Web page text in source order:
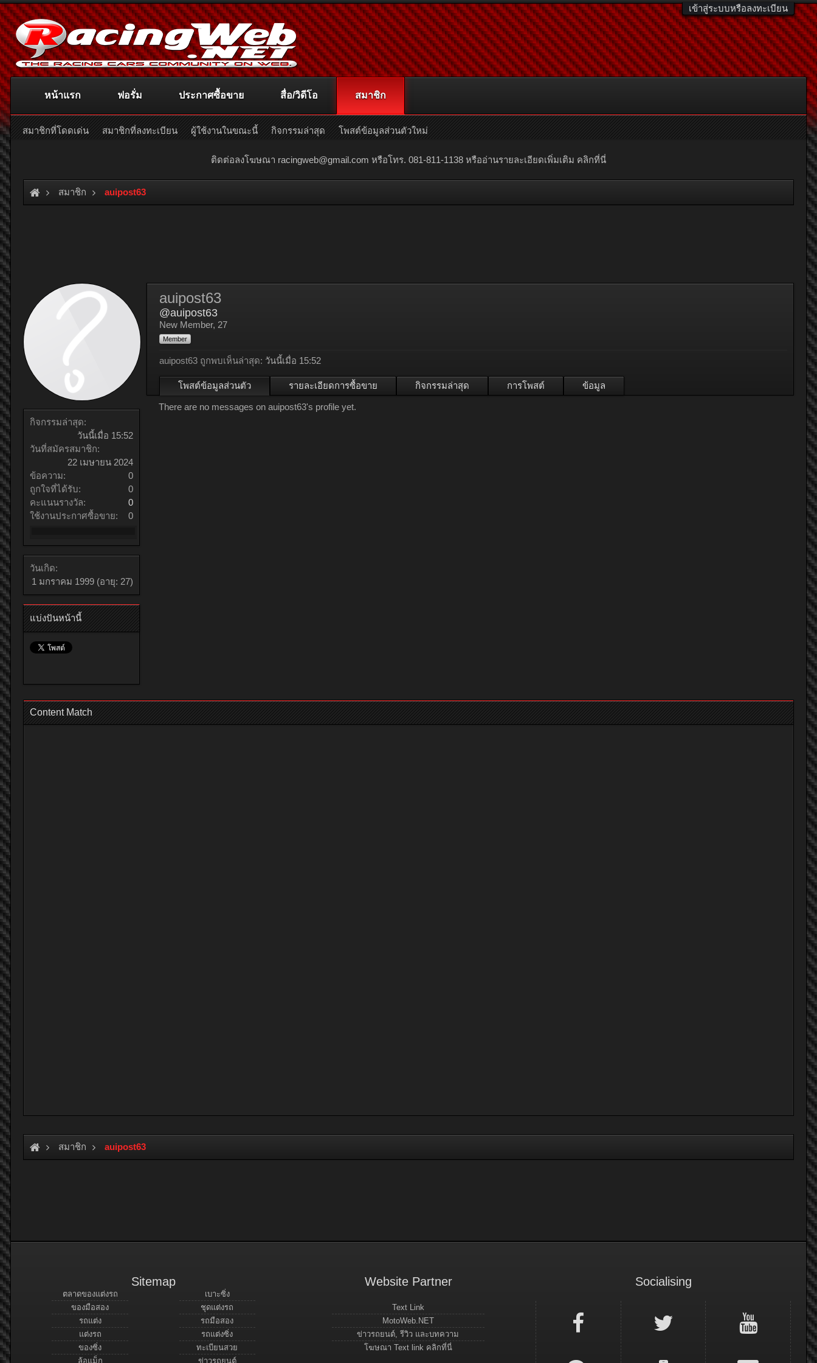
เข้าสู่ระบบหรือลงทะเบียน
ติดต่อลงโฆษณา racingweb@gmail.com หรือโทร. 081-811-1138 หรืออ่านรายละเอียดเพิ่มเติม คลิกที่นี่
สมาชิก auipost63
กิจกรรมล่าสุด:
วันนี้เมื่อ 15:52
วันที่สมัครสมาชิก:
22 เมษายน 2024
ข้อความ:
0
ถูกใจที่ได้รับ:
0
คะแนนรางวัล:
0
ใช้งานประกาศซื้อขาย:
0
วันเกิด:
1 มกราคม 1999 (อายุ: 27)
แบ่งปันหน้านี้
auipost63
@auipost63
New Member, 27
Member
auipost63 ถูกพบเห็นล่าสุด: วันนี้เมื่อ 15:52
โพสต์ข้อมูลส่วนตัว รายละเอียดการซื้อขาย กิจกรรมล่าสุด การโพสต์ ข้อมูล
There are no messages on auipost63's profile yet.
Content Match
สมาชิก auipost63
หน้าแรก ฟอรั่ม ประกาศซื้อขาย สื่อ/วิดีโอ สมาชิก
สมาชิกที่โดดเด่น สมาชิกที่ลงทะเบียน ผู้ใช้งานในขณะนี้ กิจกรรมล่าสุด โพสต์ข้อมูลส่วนตัวใหม่
Sitemap
ตลาดของแต่งรถ
ของมือสอง
รถแต่ง
แต่งรถ
ของซิ่ง
ล้อแม็ก
เบาะซิ่ง
ชุดแต่งรถ
รถมือสอง
รถแต่งซิ่ง
ทะเบียนสวย
ข่าวรถยนต์
Website Partner
Text Link
MotoWeb.NET
ข่าวรถยนต์, รีวิว และบทความ
โฆษณา Text link คลิกที่นี่
Socialising